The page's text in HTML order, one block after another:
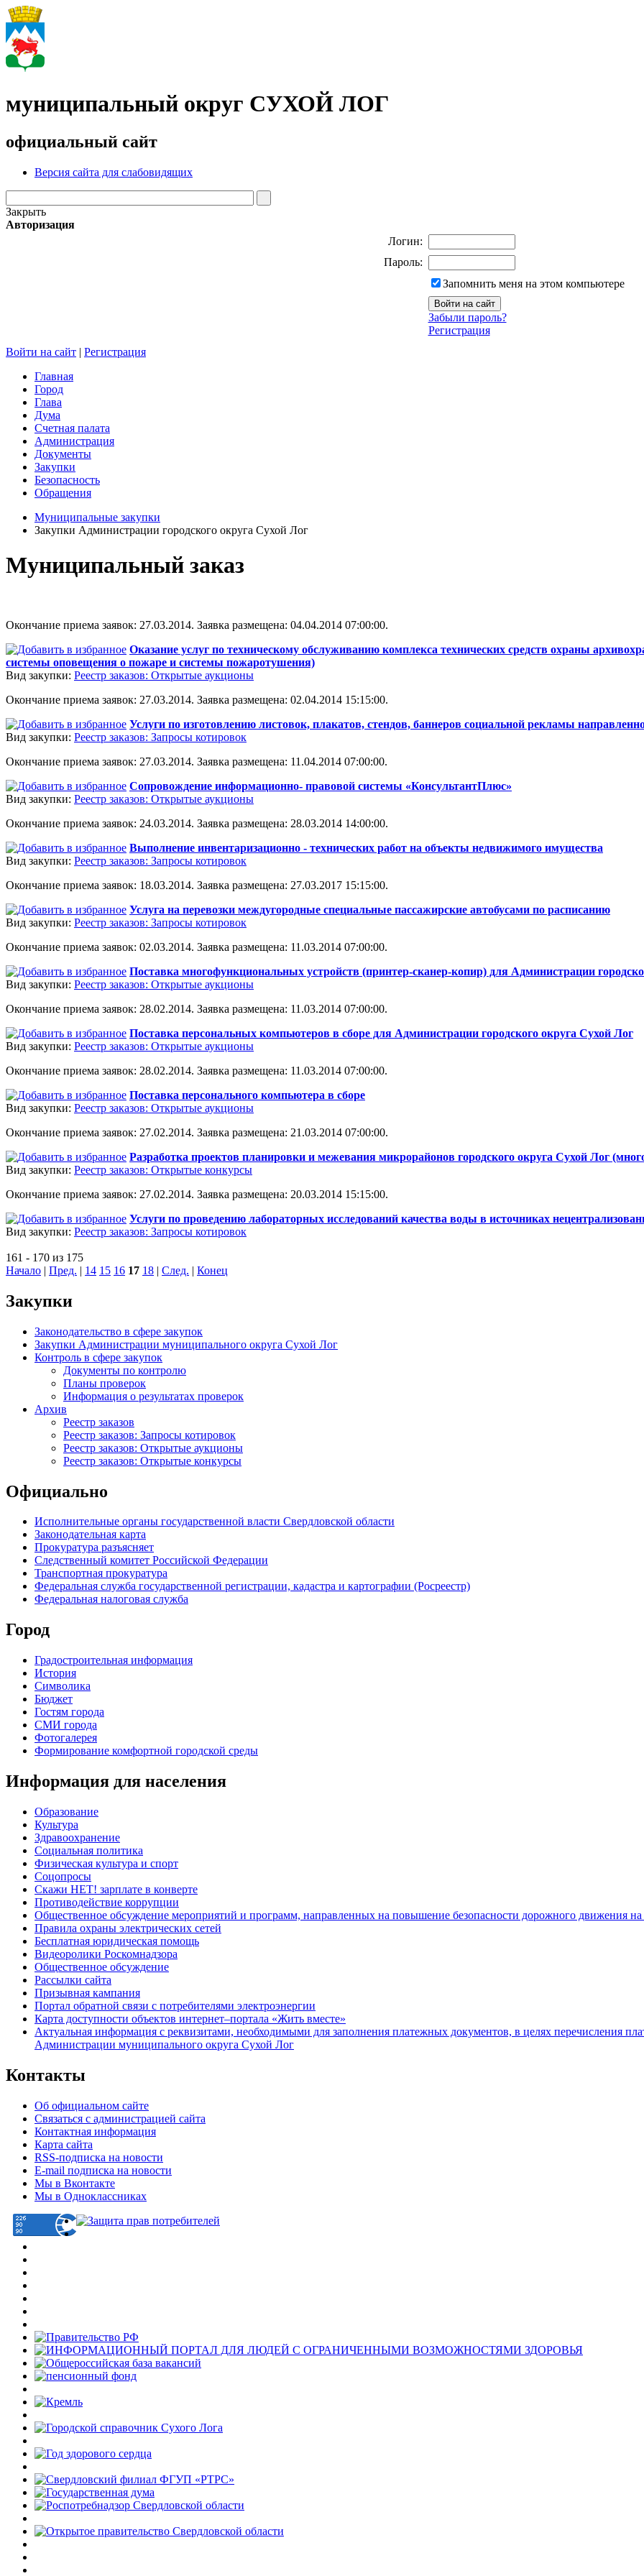
муниципальный округ СУХОЙ ЛОГ
официальный сайт
Версия сайта для слабовидящих
Закрыть
Авторизация
Логин:
Пароль:
Запомнить меня на этом компьютере
Забыли пароль?
Регистрация
Войти на сайт | Регистрация
Главная
Город
Глава
Дума
Счетная палата
Администрация
Документы
Закупки
Безопасность
Обращения
Муниципальные закупки
Закупки Администрации городского округа Сухой Лог
Муниципальный заказ
Окончание приема заявок: 27.03.2014. Заявка размещена: 04.04.2014 07:00:00.
Оказание услуг по техническому обслуживанию комплекса технических средств охраны
системы оповещения о пожаре и системы пожаротушения)
Вид закупки: Реестр заказов: Открытые аукционы
Окончание приема заявок: 27.03.2014. Заявка размещена: 02.04.2014 15:15:00.
Услуги по изготовлению листовок, плакатов, стендов, баннеров социальной рекламы
Вид закупки: Реестр заказов: Запросы котировок
Окончание приема заявок: 27.03.2014. Заявка размещена: 11.04.2014 07:00:00.
Сопровождение информационно- правовой системы «КонсультантПлюс»
Вид закупки: Реестр заказов: Открытые аукционы
Окончание приема заявок: 24.03.2014. Заявка размещена: 28.03.2014 14:00:00.
Выполнение инвентаризационно - технических работ на объекты недвижимого имущества
Вид закупки: Реестр заказов: Запросы котировок
Окончание приема заявок: 18.03.2014. Заявка размещена: 27.03.2017 15:15:00.
Услуга на перевозки междугородные специальные пассажирские автобусами по расписанию
Вид закупки: Реестр заказов: Запросы котировок
Окончание приема заявок: 02.03.2014. Заявка размещена: 11.03.2014 07:00:00.
Поставка многофункциональных устройств (принтер-сканер-копир) для Администрации
Вид закупки: Реестр заказов: Открытые аукционы
Окончание приема заявок: 28.02.2014. Заявка размещена: 11.03.2014 07:00:00.
Поставка персональных компьютеров в сборе для Администрации городского округа Сухой Лог
Вид закупки: Реестр заказов: Открытые аукционы
Окончание приема заявок: 28.02.2014. Заявка размещена: 11.03.2014 07:00:00.
Поставка персонального компьютера в сборе
Вид закупки: Реестр заказов: Открытые аукционы
Окончание приема заявок: 27.02.2014. Заявка размещена: 21.03.2014 07:00:00.
Разработка проектов планировки и межевания микрорайонов городского округа Сухой Лог
Вид закупки: Реестр заказов: Открытые конкурсы
Окончание приема заявок: 27.02.2014. Заявка размещена: 20.03.2014 15:15:00.
Услуги по проведению лабораторных исследований качества воды в источниках
Вид закупки: Реестр заказов: Запросы котировок
161 - 170 из 175
Начало | Пред. | 14 15 16 17 18 | След. | Конец
Закупки
Законодательство в сфере закупок
Закупки Администрации муниципального округа Сухой Лог
Контроль в сфере закупок
Документы по контролю
Планы проверок
Информация о результатах проверок
Архив
Реестр заказов
Реестр заказов: Запросы котировок
Реестр заказов: Открытые аукционы
Реестр заказов: Открытые конкурсы
Официально
Исполнительные органы государственной власти Свердловской области
Законодательная карта
Прокуратура разъясняет
Следственный комитет Российской Федерации
Транспортная прокуратура
Федеральная служба государственной регистрации, кадастра и картографии (Росреестр)
Федеральная налоговая служба
Город
Градостроительная информация
История
Символика
Бюджет
Гостям города
СМИ города
Фотогалерея
Формирование комфортной городской среды
Информация для населения
Образование
Культура
Здравоохранение
Социальная политика
Физическая культура и спорт
Соцопросы
Скажи НЕТ! зарплате в конверте
Противодействие коррупции
Общественное обсуждение мероприятий и программ, направленных на повышение безопасности дорожного движения на
Правила охраны электрических сетей
Бесплатная юридическая помощь
Видеоролики Роскомнадзора
Общественное обсуждение
Рассылки сайта
Призывная кампания
Портал обратной связи с потребителями электроэнергии
Карта доступности объектов интернет–портала «Жить вместе»
Актуальная информация с реквизитами, необходимыми для заполнения платежных документов, в целях перечисления
Администрации муниципального округа Сухой Лог
Контакты
Об официальном сайте
Связаться с администрацией сайта
Контактная информация
Карта сайта
RSS-подписка на новости
E-mail подписка на новости
Мы в Вконтакте
Мы в Одноклассниках